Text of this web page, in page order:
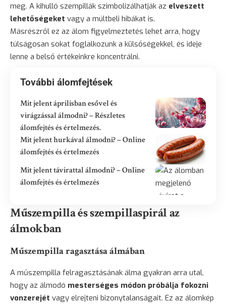
meg. A kihulló szempillák szimbolizálhatják az elveszett
lehetőségeket vagy a múltbeli hibákat is.
Másrészről ez az álom figyelmeztetés lehet arra, hogy
túlságosan sokat foglalkozunk a külsőségekkel, és ideje
lenne a belső értékeinkre koncentrálni.
További álomfejtések
Mit jelent áprilisban esővel és
virágzással álmodni? – Részletes
álomfejtés és értelmezés.
Mit jelent hurkával álmodni? – Online
álomfejtés és értelmezés
Mit jelent távirattal álmodni? – Online
álomfejtés és értelmezés
Műszempilla és szempillaspirál az
álmokban
Műszempilla ragasztása álmában
A műszempilla felragasztásának álma gyakran arra utal,
hogy az álmodó mesterséges módon próbálja fokozni
vonzerejét vagy elrejteni bizonytalanságait. Ez az álomkép